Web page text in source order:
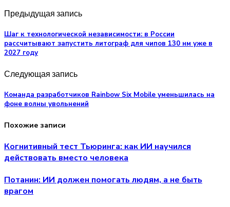
Предыдущая запись
Шаг к технологической независимости: в России
рассчитывают запустить литограф для чипов 130 нм уже в
2027 году
Следующая запись
Команда разработчиков Rainbow Six Mobile уменьшилась на
фоне волны увольнений
Похожие записи
Когнитивный тест Тьюринга: как ИИ научился
действовать вместо человека
Потанин: ИИ должен помогать людям, а не быть
врагом